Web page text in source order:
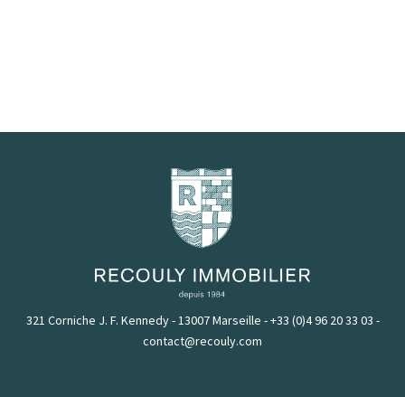
321 Corniche J. F. Kennedy - 13007 Marseille -+33 (0)4 96 20 33 03 -
contact@recouly.com